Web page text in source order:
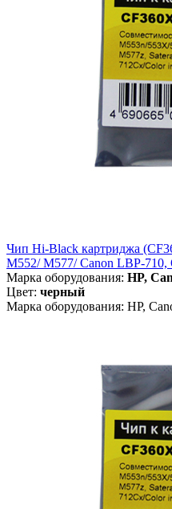
Чип Hi-Black картриджа
M552/ M577/ Canon LBP-710,
Марка оборудования: HP,
Цвет: черный
Марка оборудования: HP,